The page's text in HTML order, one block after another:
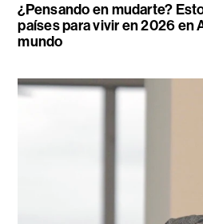
¿Pensando en mudarte?
países para vivir en 2026 en
mundo